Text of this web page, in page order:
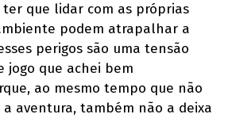
ter que lidar com as próprias
podem atrapalhar a
perigos são uma tensão
jogo que achei bem
ao mesmo tempo que não
aventura, também não a deixa